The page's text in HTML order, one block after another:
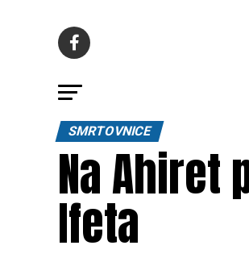
SMRTOVNICE
Na Ahiret
Ifeta